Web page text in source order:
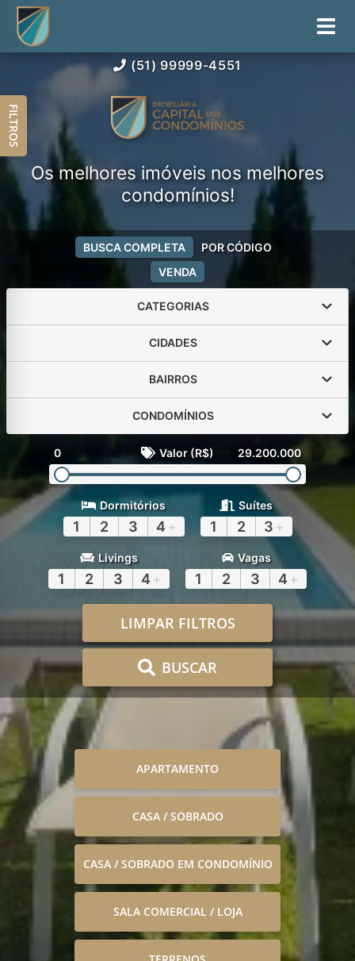
(51) 99999-4551
Os melhores imóveis nos melhores
condomínios!
VENDA
BUSCA COMPLETA POR CÓDIGO
CATEGORIAS
CIDADES
BAIRROS
CONDOMÍNIOS
0 Valor (R$) 29.200.000
Dormitórios
1 2 3 4 +
Suítes
1 2 3 +
Livings
1 2 3 4 +
Vagas
1 2 3 4 +
LIMPAR FILTROS
BUSCAR
APARTAMENTO
CASA / SOBRADO
CASA / SOBRADO EM CONDOMÍNIO
SALA COMERCIAL / LOJA
FILTROS